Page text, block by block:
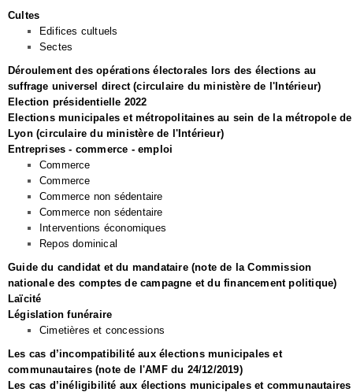
Cultes
Edifices cultuels
Sectes
Déroulement des opérations électorales lors des élections au
suffrage universel direct (circulaire du ministère de l'Intérieur)
Election présidentielle 2022
Elections municipales et métropolitaines au sein de la métropole de
Lyon (circulaire du ministère de l'Intérieur)
Entreprises - commerce - emploi
Commerce
Commerce
Commerce non sédentaire
Commerce non sédentaire
Interventions économiques
Repos dominical
Guide du candidat et du mandataire (note de la Commission
nationale des comptes de campagne et du financement politique)
Laïcité
Législation funéraire
Cimetières et concessions
Les cas d’incompatibilité aux élections municipales et
communautaires (note de l'AMF du 24/12/2019)
Les cas d’inéligibilité aux élections municipales et communautaires